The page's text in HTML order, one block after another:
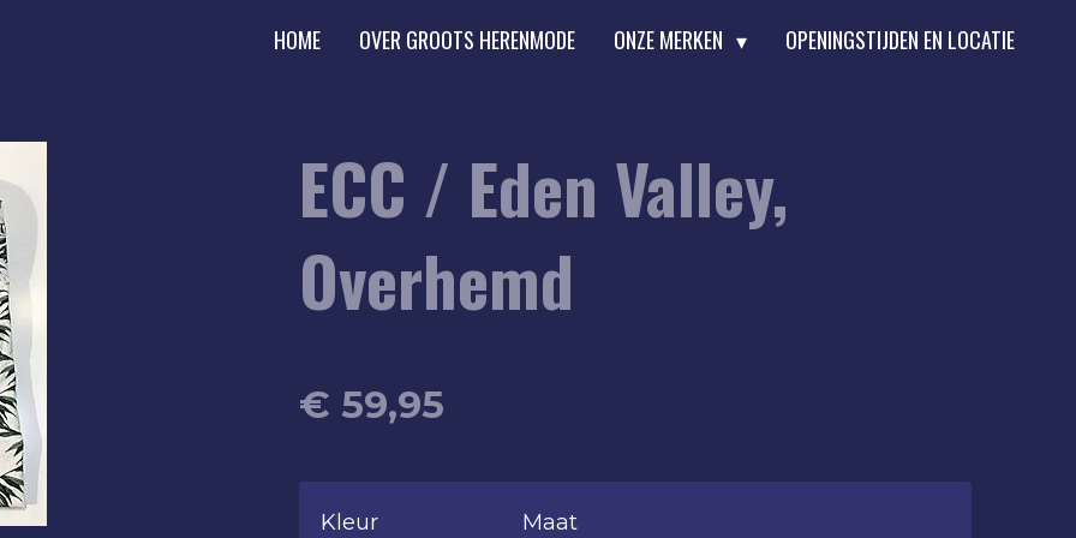
HOME OVER GROOTS HERENMODE ONZE MERKEN OPENINGSTIJDEN EN LOCATIE
ECC / Eden Valley,
Overhemd
€ 59,95
Kleur Maat